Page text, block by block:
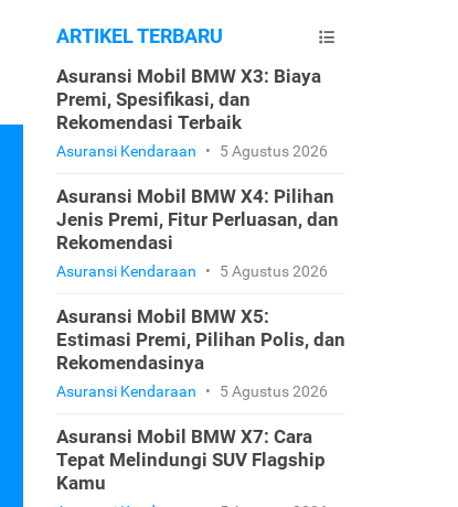
ARTIKEL TERBARU
Asuransi Mobil BMW X3: Biaya
Premi, Spesifikasi, dan
Rekomendasi Terbaik
Asuransi Kendaraan • 5 Agustus 2026
Asuransi Mobil BMW X4: Pilihan
Jenis Premi, Fitur Perluasan, dan
Rekomendasi
Asuransi Kendaraan • 5 Agustus 2026
Asuransi Mobil BMW X5:
Estimasi Premi, Pilihan Polis, dan
Rekomendasinya
Asuransi Kendaraan • 5 Agustus 2026
Asuransi Mobil BMW X7: Cara
Tepat Melindungi SUV Flagship
Kamu